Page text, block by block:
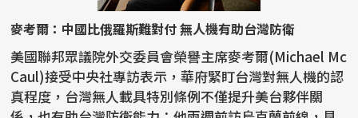
麥考爾：中國比俄羅斯難對付 無人機有助台灣防衛
美國聯邦眾議院外交委員會榮譽主席麥考爾(Michael Mc
Caul)接受中央社專訪表示，華府緊盯台灣對無人機的認
真程度，台灣無人載具特別條例不僅提升美台夥伴關